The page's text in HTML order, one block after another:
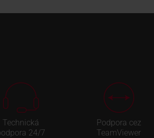
Technická
24/7
Podpora cez
TeamViewer